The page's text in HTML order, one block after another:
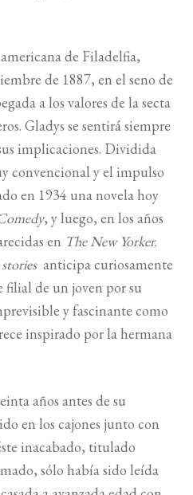
de Filadelfia,
de 1887, en el seno de
a los valores de la secta
Gladys se sentirá siempre
implicaciones. Dividida
convencional y el impulso
en 1934 una novela hoy
, y luego, en los años
en The New Yorker.
anticipa curiosamente
filial de un joven por su
y fascinante como
inspirado por la hermana
años antes de su
en los cajones junto con
inacabado, titulado
sólo había sido leída